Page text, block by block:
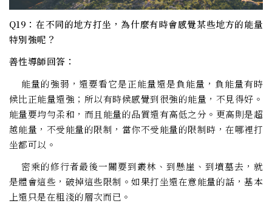
Q19：在不同的地方打坐，為什麼有時會感覺某些地方的能量
特別強呢？
善性導師回答：
能量的強弱，還要看它是正能量還是負能量，負能量有時
候比正能量還強；所以有時候感覺到很強的能量，不見得好。
能量要均勻柔和，而且能量的品質還有高低之分。更高則是超
越能量，不受能量的限制，當你不受能量的限制時，在哪裡打
坐都可以。
密乘的修行者最後一關要到叢林、到懸崖、到墳墓去，就
是體會這些，破掉這些限制。如果打坐還在意能量的話，基本
上還只是在粗淺的層次而已。